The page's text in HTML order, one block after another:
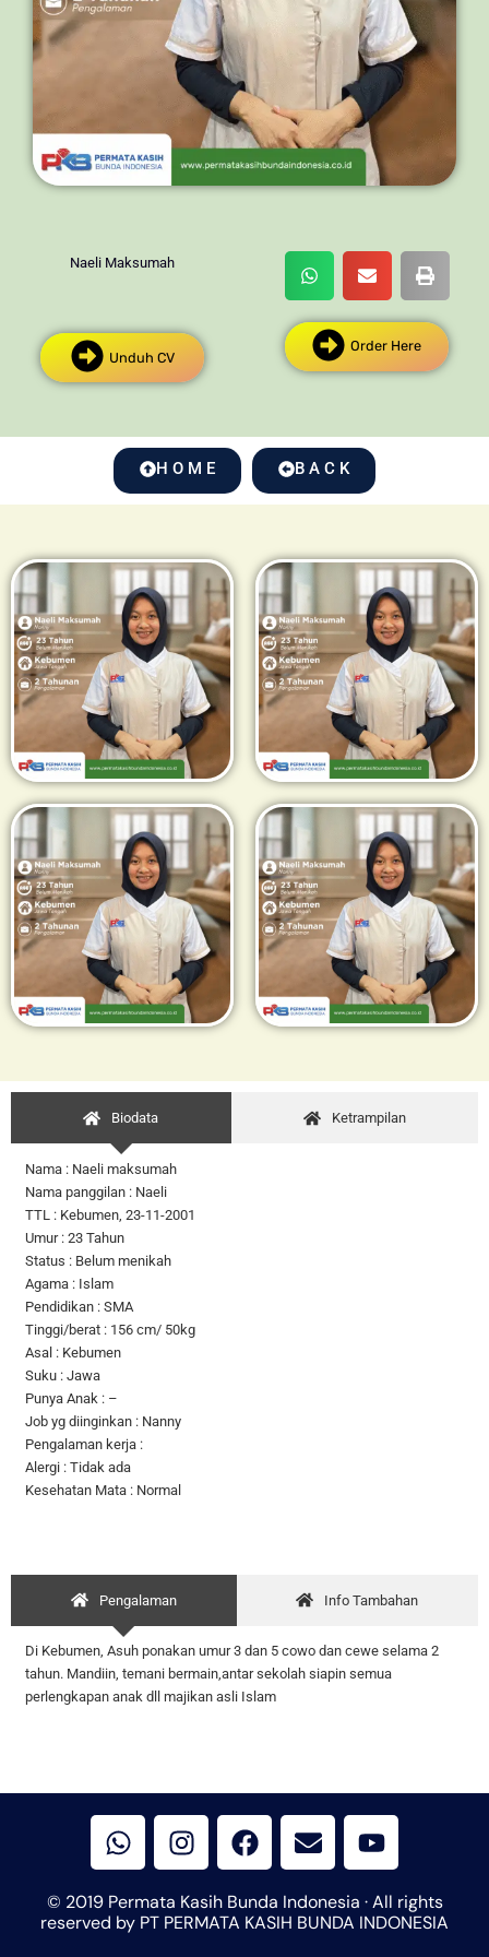
Naeli Maksumah
Unduh CV
Order Here
H O M E B A C K
Biodata Ketrampilan
Nama : Naeli maksumah
Nama panggilan : Naeli
TTL : Kebumen, 23-11-2001
Umur : 23 Tahun
Status : Belum menikah
Agama : Islam
Pendidikan : SMA
Tinggi/berat : 156 cm/ 50kg
Asal : Kebumen
Suku : Jawa
Punya Anak : –
Job yg diinginkan : Nanny
Pengalaman kerja :
Alergi : Tidak ada
Kesehatan Mata : Normal
Pengalaman Info Tambahan
Di Kebumen, Asuh ponakan umur 3 dan 5 cowo dan cewe selama 2
tahun. Mandiin, temani bermain,antar sekolah siapin semua
perlengkapan anak dll majikan asli Islam
h
a
t
s
a
n
s
t
a
a
c
b
n
v
e
l
o
u
t
u
© 2019 Permata Kasih Bunda Indonesia · All rights
reserved by PT PERMATA KASIH BUNDA INDONESIA